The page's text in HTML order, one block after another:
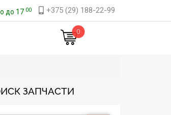
до 17 00 +375 (29) 188-22-99
0
ЗАПЧАСТИ